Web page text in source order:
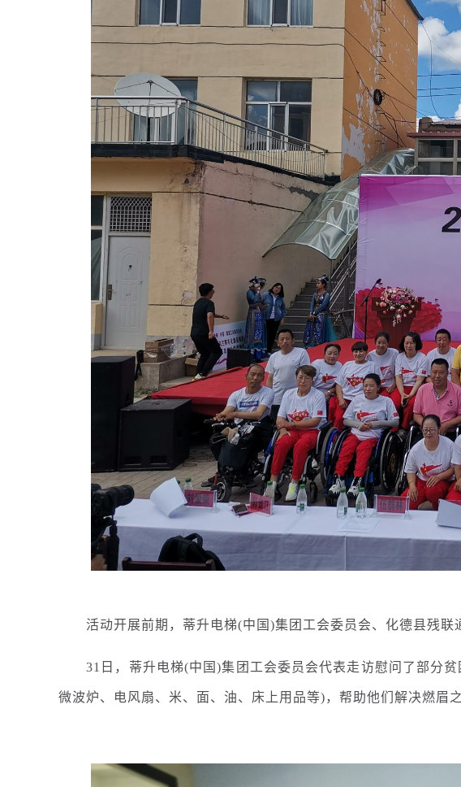
活动开展前期，蒂升电梯(中国)集团工会委员会、化德县残联
31日，蒂升电梯(中国)集团工会委员会代表走访慰问了部分贫
微波炉、电风扇、米、面、油、床上用品等)，帮助他们解决燃眉